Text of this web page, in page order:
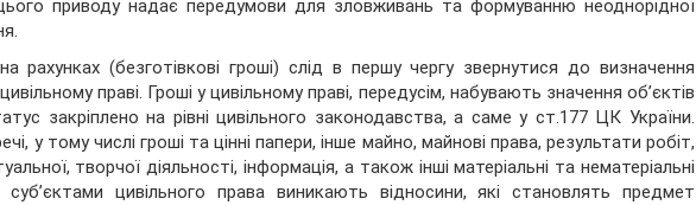
приводу надає передумови для зловживань та формуванню неоднорідної
рахунках (безготівкові гроші) слід в першу чергу звернутися до визначення
праві. Гроші у цивільному праві, передусім, набувають значення об’єктів
закріплено на рівні цивільного законодавства, а саме у ст.177 ЦК України.
у тому числі гроші та цінні папери, інше майно, майнові права, результати робіт,
творчої діяльності, інформація, а також інші матеріальні та нематеріальні
цивільного права виникають відносини, які становлять предмет